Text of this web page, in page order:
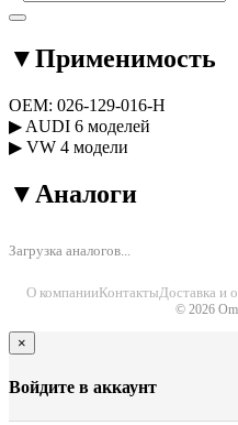
▼Применимость
OEM: 026-129-016-H
▶ AUDI 6 моделей
▶ VW 4 модели
▼ Аналоги
Загрузка аналогов...
О компанииКонтактыДоставка и
© 2026
×
Войдите в аккаунт